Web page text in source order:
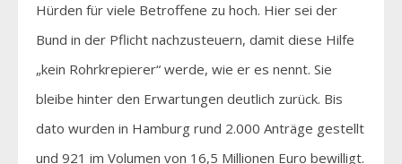
Hürden für viele Betroffene zu hoch. Hier sei der
Bund in der Pflicht nachzusteuern, damit diese Hilfe
„kein Rohrkrepierer“ werde, wie er es nennt. Sie
bleibe hinter den Erwartungen deutlich zurück. Bis
dato wurden in Hamburg rund 2.000 Anträge gestellt
und 921 im Volumen von 16,5 Millionen Euro bewilligt.